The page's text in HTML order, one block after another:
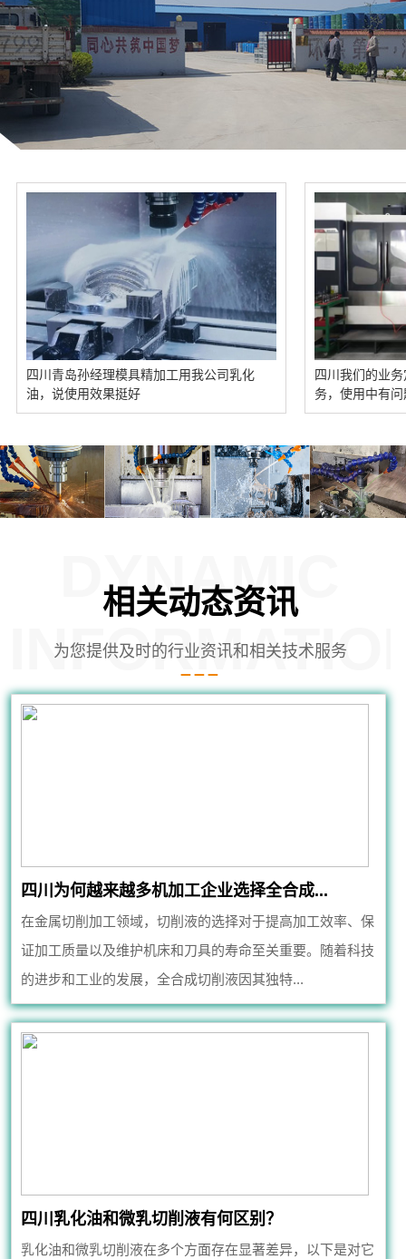
青岛孙经理模具精加工用我公司乳化
说使用效果挺好
四川我们的业务定期回
务，使用中有问题也能
相关动态资讯
DYNAMIC
为您提供及时的行业资讯和相关技术服务
四川为何越来越多机加工企业选择全合成...
在金属切削加工领域，切削液的选择对于提高加工效率、保
证加工质量以及维护机床和刀具的寿命至关重要。随着科技
的进步和工业的发展，全合成切削液因其独特...
四川乳化油和微乳切削液有何区别？
乳化油和微乳切削液在多个方面存在显著差异，以下是对它